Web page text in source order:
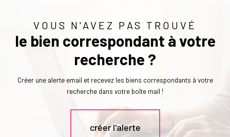
VOUS N'AVEZ PAS TROUVÉ
le bien correspondant à votre
recherche ?
Créer une alerte email et recevez les biens correspondants à votre
recherche dans votre boîte mail !
créer l'alerte